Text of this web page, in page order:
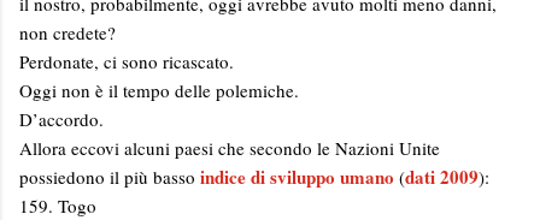
non credete?
Perdonate, ci sono ricascato.
Oggi non è il tempo delle polemiche.
D’accordo.
Allora eccovi alcuni paesi che secondo le Nazioni Unite
possiedono il più basso indice di sviluppo umano (dati 2009):
159. Togo